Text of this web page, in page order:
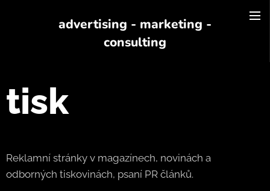
advertising - marketing -
consulting
tisk
Reklamní stránky v magazínech, novinách a
odborných tiskovinách, psaní PR článků.